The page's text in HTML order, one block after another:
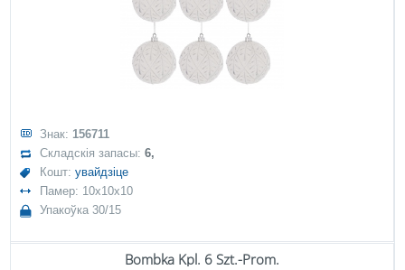
Знак: 156711
Складскія запасы:6,
Кошт:увайдзіце
Памер: 10x10x10
Упакоўка 30/15
Bombka Kpl. 6 Szt.-Prom.